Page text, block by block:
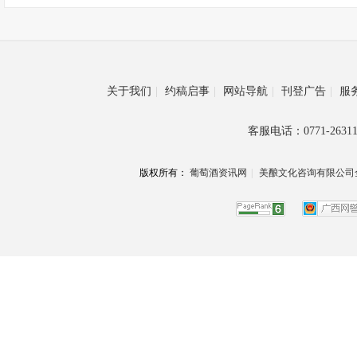
关于我们 约稿启事 网站导航 刊登广告 服
客服电话：0771-
版权所有： 葡萄酒资讯网 美酿文化咨询有限公司